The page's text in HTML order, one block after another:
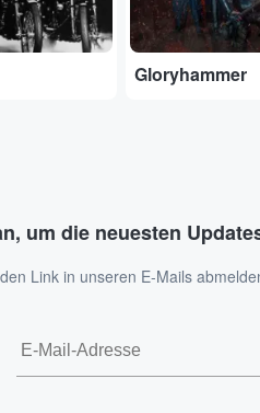
Gloryhammer
um die neuesten
Link in unseren E-Mails